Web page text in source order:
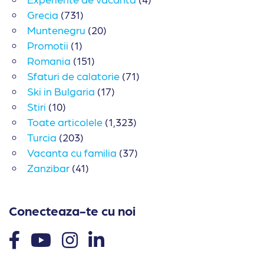
Grecia (731)
Muntenegru (20)
Promotii (1)
Romania (151)
Sfaturi de calatorie (71)
Ski in Bulgaria (17)
Stiri (10)
Toate articolele (1,323)
Turcia (203)
Vacanta cu familia (37)
Zanzibar (41)
Conecteaza-te cu noi